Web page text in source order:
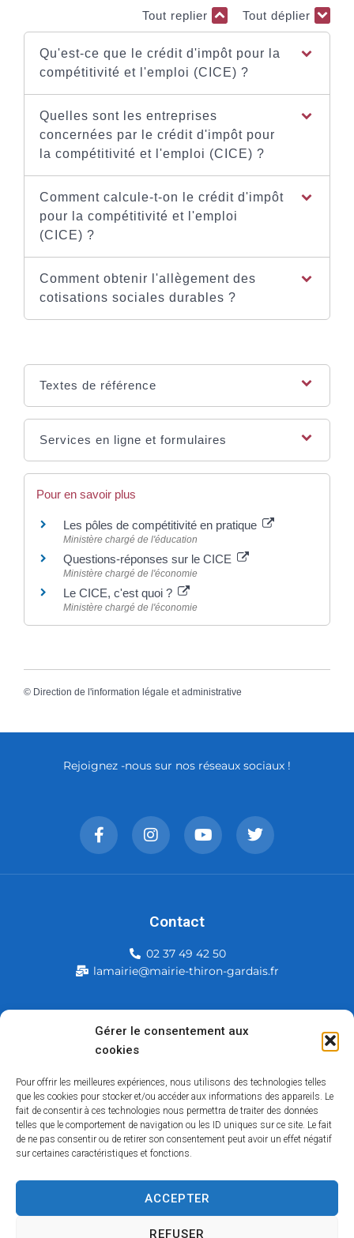
Gérer le consentement aux
cookies
Pour offrir les meilleures expériences, nous utilisons des technologies telles
que les cookies pour stocker et/ou accéder aux informations des appareils. Le
fait de consentir à ces technologies nous permettra de traiter des données
telles que le comportement de navigation ou les ID uniques sur ce site. Le fait
de ne pas consentir ou de retirer son consentement peut avoir un effet négatif
sur certaines caractéristiques et fonctions.
ACCEPTER
REFUSER
Tout replier Tout déplier
Qu'est-ce que le crédit d'impôt pour la
compétitivité et l'emploi (CICE) ?
Quelles sont les entreprises
concernées par le crédit d'impôt pour
la compétitivité et l'emploi (CICE) ?
Comment calcule-t-on le crédit d'impôt
pour la compétitivité et l'emploi
(CICE) ?
Comment obtenir l'allègement des
cotisations sociales durables ?
Textes de référence
Services en ligne et formulaires
Pour en savoir plus
Les pôles de compétitivité en pratique
Ministère chargé de l'éducation
Questions-réponses sur le CICE
Ministère chargé de l'économie
Le CICE, c'est quoi ?
Ministère chargé de l'économie
© Direction de l'information légale et administrative
Mairie de Thiron-Gardais
28480 Thiron-Gardais
Rejoignez -nous sur nos réseaux sociaux !
Contact
02 37 49 42 50
lamairie@mairie-thiron-gardais.fr
Traitement de données personnelles